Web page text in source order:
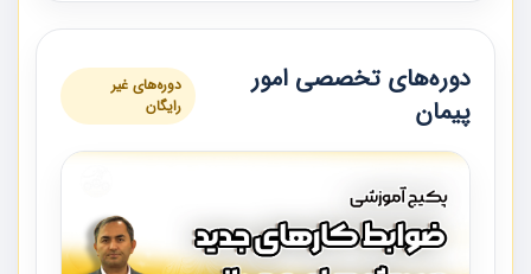
دوره‌های تخصصی امور
پیمان
دوره‌های غیر
رایگان